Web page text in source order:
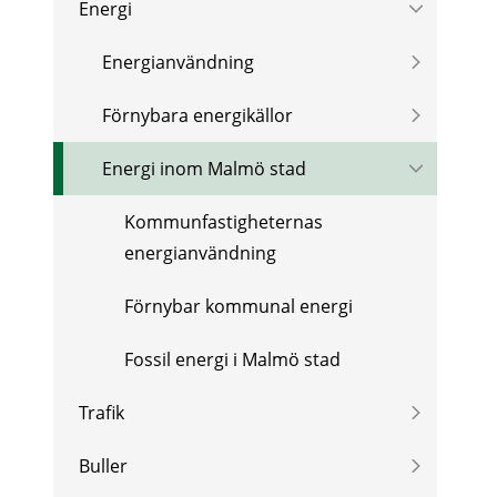
Energi
Energianvändning
Förnybara energikällor
Energi inom Malmö stad
Kommunfastigheternas
energianvändning
Förnybar kommunal energi
Fossil energi i Malmö stad
Trafik
Buller